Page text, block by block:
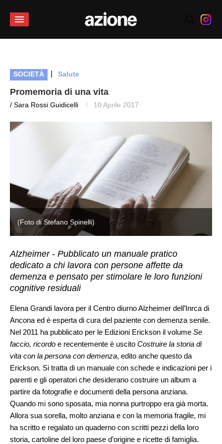
SOCIETÀ | Salute
Promemoria di una vita
/ Sara Rossi Guidicelli 10 Aprile 2017
(Foto di Stefano Spinelli)
Alzheimer - Pubblicato un manuale pratico
dedicato a chi lavora con persone affette da
demenza e pensato per stimolare le loro funzioni
cognitive residuali
Elena Grandi lavora per il Centro diurno Alzheimer dell’Inrca di
Ancona ed è esperta di cura del paziente con demenza senile.
Nel 2011 ha pubblicato per le Edizioni Erickson il volume Se
faccio, ricordo e recentemente è uscito Costruire la storia di
vita con la persona con demenza, edito anche questo da
Erickson. Si tratta di un manuale con schede e indicazioni per i
parenti e gli operatori che desiderano costruire un album a
partire da fotografie e documenti della persona anziana.
Quando mi sono sposata, mia nonna purtroppo era già morta.
Allora sua sorella, molto anziana e con la memoria fragile, mi
ha scritto e regalato un quaderno con scritti pezzi della loro
storia, cartoline del loro paese d’origine e ricette di famiglia.